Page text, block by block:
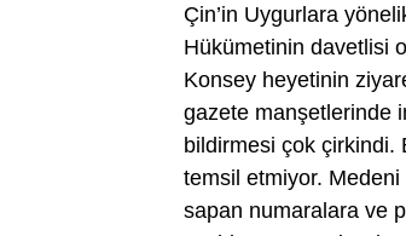
Çin’in Uygurlara
Hükümetinin davetlisi
Konsey heyetinin
gazete manşetlerinde
bildirmesi çok çirkindi.
temsil etmiyor.
sapan numaralara ve